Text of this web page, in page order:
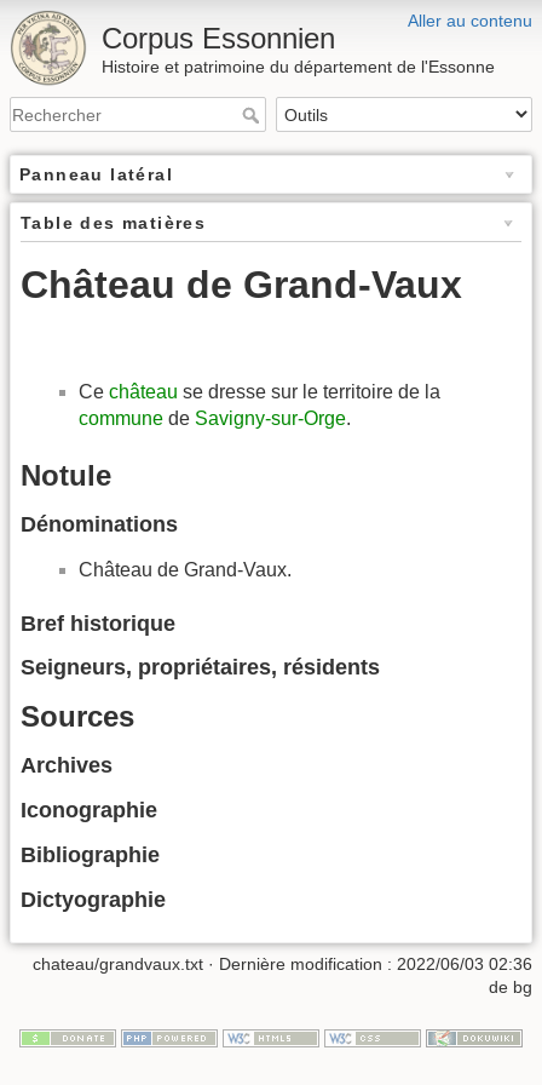
Aller au contenu
Corpus Essonnien
Histoire et patrimoine du département de l'Essonne
Panneau latéral
Table des matières
Château de Grand-Vaux
Ce château se dresse sur le territoire de la
commune de Savigny-sur-Orge.
Notule
Dénominations
Château de Grand-Vaux.
Bref historique
Seigneurs, propriétaires, résidents
Sources
Archives
Iconographie
Bibliographie
Dictyographie
chateau/grandvaux.txt · Dernière modification : 2022/06/03 02:36
de bg